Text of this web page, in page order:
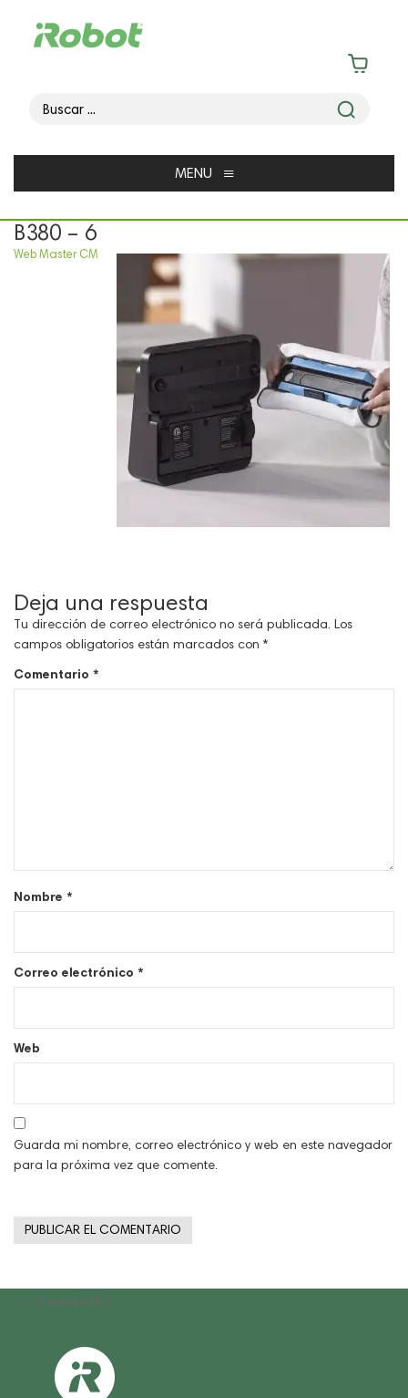
MENU ≡
B380 – 6
Web Master CM
Deja una respuesta
Tu dirección de correo electrónico no será publicada. Los
campos obligatorios están marcados con *
Comentario *
Nombre *
Correo electrónico *
Web
Guarda mi nombre, correo electrónico y web en este navegador
para la próxima vez que comente.
Navegación
entradas
Previous
Braava B380